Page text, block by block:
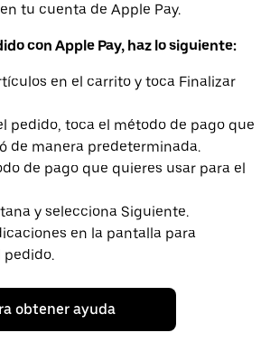
tu cuenta de Apple Pay.
con Apple Pay, haz lo siguiente:
en el carrito y toca Finalizar
pedido, toca el método de pago que
de manera predeterminada.
de pago que quieres usar para el
y selecciona Siguiente.
en la pantalla para
pedido.
obtener ayuda